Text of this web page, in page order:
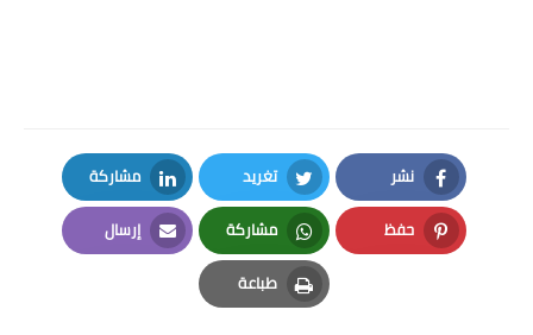
نشر
Facebook
تغريد
Twitter
مشاركة
LinkedIn
حفظ
Pinterest
مشاركة
Whatsapp
إرسال
Email
طباعة
Print